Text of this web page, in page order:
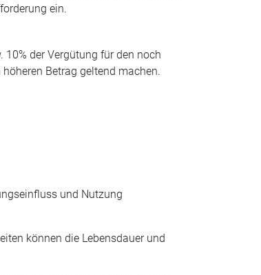
ein.
der Vergütung für den noch
Betrag geltend machen.
und Nutzung
können die Lebensdauer und